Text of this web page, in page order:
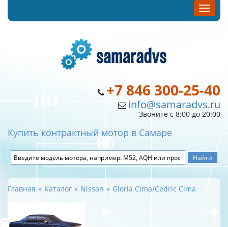
+7 846 300-25-40
info@samaradvs.ru
Звоните с 8:00 до 20:00
Купить контрактный мотор в Самаре
Главная Каталог Nissan Gloria Cima/Cedric Cima